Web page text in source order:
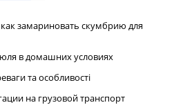
замариновать скумбрию для
в домашних условиях
та особливості
на грузовой транспорт